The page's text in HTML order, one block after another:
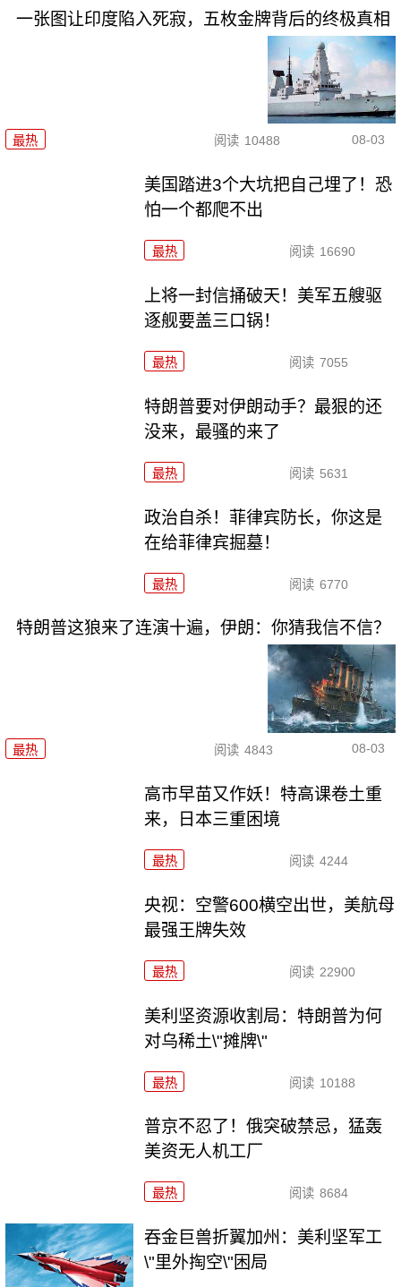
一张图让印度陷入死寂，五枚金牌背后的终极真相
最热 阅读 10488 08-03
美国踏进3个大坑把自己埋了！恐
怕一个都爬不出
最热 阅读 16690
上将一封信捅破天！美军五艘驱
逐舰要盖三口锅！
最热 阅读 7055
特朗普要对伊朗动手？最狠的还
没来，最骚的来了
最热 阅读 5631
政治自杀！菲律宾防长，你这是
在给菲律宾掘墓！
最热 阅读 6770
特朗普这狼来了连演十遍，伊朗：你猜我信不信？
最热 阅读 4843 08-03
高市早苗又作妖！特高课卷土重
来，日本三重困境
最热 阅读 4244
央视：空警600横空出世，美航母
最强王牌失效
最热 阅读 22900
美利坚资源收割局：特朗普为何
对乌稀土\"摊牌\"
最热 阅读 10188
普京不忍了！俄突破禁忌，猛轰
美资无人机工厂
最热 阅读 8684
吞金巨兽折翼加州：美利坚军工
\"里外掏空\"困局